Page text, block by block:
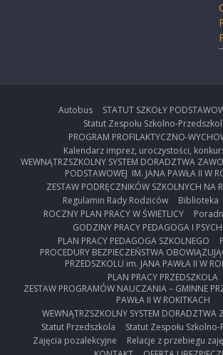
Autobus STATUT SZKOŁY
Statut Zespołu Szkolno-
PROGRAM PROFILAKTYCZNO-
Kalendarz imprez, uroczystości,
WEWNĄTRZSZKOLNY SYSTEM DORADZTWA
PODSTAWOWEJ IM. JANA PAWŁA II W
ZESTAW PODRĘCZNIKÓW SZKOLNYCH NA
Regulamin Rady Rodziców
Biblioteka
ROCZNY PLAN PRACY W ŚWIETLICY
GODZINY PRACY PEDAGOGA I
PLAN PRACY PEDAGOGA SZKOLNEGO
PROCEDURY BEZPIECZEŃSTWA
PRZEDSZKOLU im. JANA PAWŁA II W
PLAN PRACY PRZEDSZKOLA
ZESTAW PROGRAMÓW NAUCZANIA – GMINNE
PAWŁA II W ROKITKACH
WEWNĄTRZSZKOLNY SYSTEM DORADZTWA
Statut Przedszkola
Statut Zespołu
Zajęcia pozalekcyjne
Relacje z przebiegu